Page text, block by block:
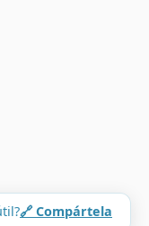
🔗 Compártela